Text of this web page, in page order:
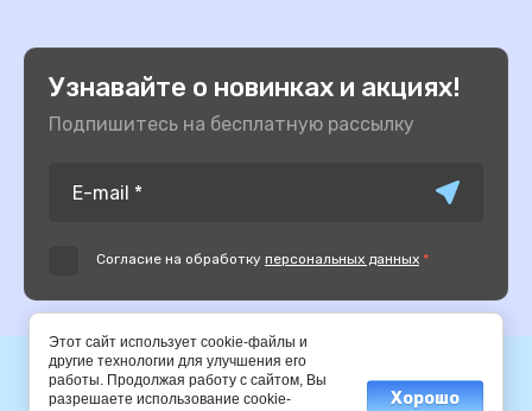
Узнавайте о новинках и акциях!
Подпишитесь на бесплатную рассылку
Согласие на обработку персональных данных *
© 2014-2025 АПК
Этот сайт использует cookie-файлы и
другие технологии для улучшения его
работы. Продолжая работу с сайтом, Вы
разрешаете использование cookie-
Хорошо